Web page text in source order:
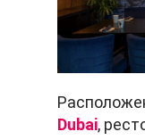
Dubai,